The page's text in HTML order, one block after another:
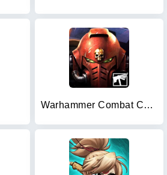
Warhammer Combat Cards - 40K